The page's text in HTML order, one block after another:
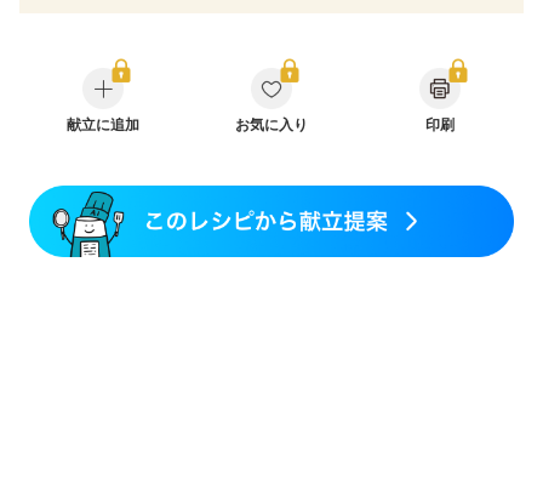
CKD（ステージ２）
CKD（ステージ３a）
乳がん（抗がん剤治療中）
乳がん（ホルモン療法中）
乳がん（放射線治療中）
妊婦健診・血圧が気になる（初期）
妊婦健診・血糖値が気になる（初期）
妊娠高血圧(中期)
妊娠糖尿病(初期)
献立に追加 お気に入り 印刷